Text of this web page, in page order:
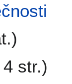
str.)